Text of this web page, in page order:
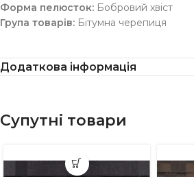
Форма пелюсток: Бобровий хвіст
Група товарів: Бітумна черепиця
Додаткова інформація
Супутні товари